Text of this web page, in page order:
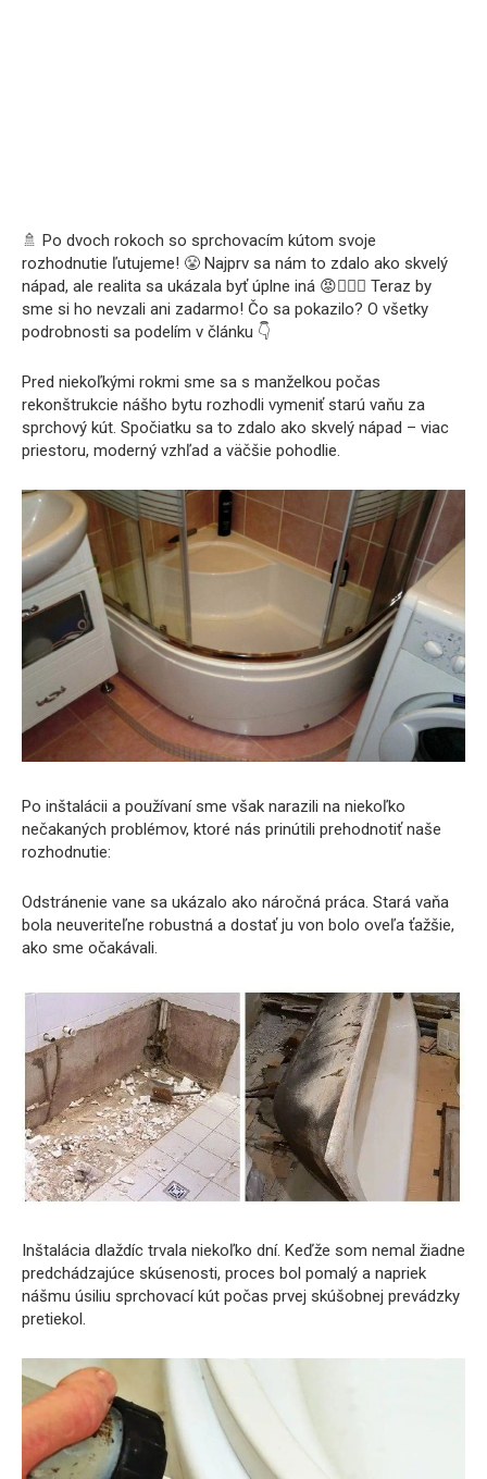
🚿 Po dvoch rokoch so sprchovacím kútom svoje
rozhodnutie ľutujeme! 😤 Najprv sa nám to zdalo ako skvelý
nápad, ale realita sa ukázala byť úplne iná 😡🤦🏻‍♀️ Teraz by
sme si ho nevzali ani zadarmo! Čo sa pokazilo? O všetky
podrobnosti sa podelím v článku 👇
Pred niekoľkými rokmi sme sa s manželkou počas
rekonštrukcie nášho bytu rozhodli vymeniť starú vaňu za
sprchový kút. Spočiatku sa to zdalo ako skvelý nápad – viac
priestoru, moderný vzhľad a väčšie pohodlie.
Po inštalácii a používaní sme však narazili na niekoľko
nečakaných problémov, ktoré nás prinútili prehodnotiť naše
rozhodnutie:
Odstránenie vane sa ukázalo ako náročná práca. Stará vaňa
bola neuveriteľne robustná a dostať ju von bolo oveľa ťažšie,
ako sme očakávali.
Inštalácia dlaždíc trvala niekoľko dní. Keďže som nemal žiadne
predchádzajúce skúsenosti, proces bol pomalý a napriek
nášmu úsiliu sprchovací kút počas prvej skúšobnej prevádzky
pretiekol.